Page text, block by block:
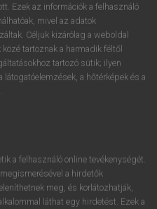
APPLIKÁCIÓ
Ezek az információk a felhasználó
mivel az adatok
Céljuk kizárólag a weboldal
tartoznak a harmadik féltől
tartozó sütik; ilyen
a hőtérképek és a
a felhasználó online tevékenységét.
a hirdetők
meg, és korlátozhatják,
láthat egy hirdetést. Ezek a